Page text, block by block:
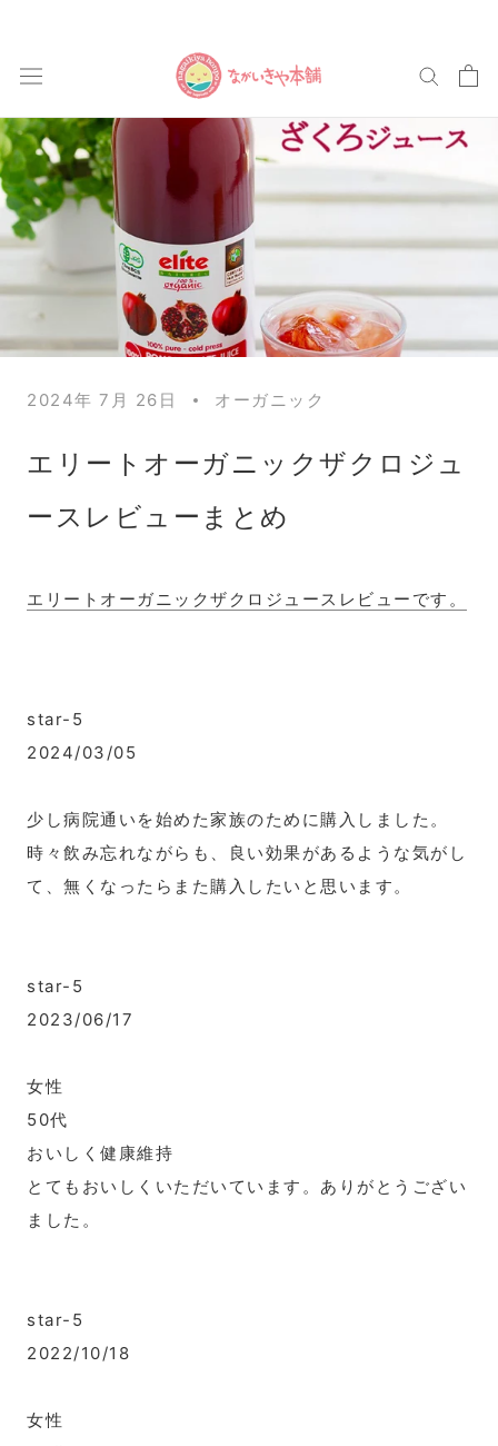
ッ
プ
し
て
コ
ン
ン
2024年 7月 26日 オーガニック
エリートオーガニックザクロジュ
ースレビューまとめ
エリートオーガニックザクロジュースレビューです。
star-5
2024/03/05
少し病院通いを始めた家族のために購入しました。
時々飲み忘れながらも、良い効果があるような気がし
て、無くなったらまた購入したいと思います。
star-5
2023/06/17
女性
50代
おいしく健康維持
とてもおいしくいただいています。ありがとうござい
ました。
star-5
2022/10/18
女性